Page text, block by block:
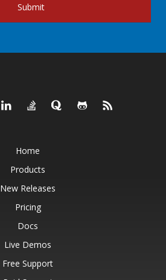
Submit
Home
Products
New Releases
Pricing
Docs
Live Demos
Free Support